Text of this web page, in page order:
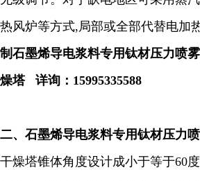
热风炉等方式,局部或全部代替电加
制石墨烯导电浆料专用钛材压力喷
燥塔
详询： 15995335588
二、 石墨烯导电浆料专用钛材压力
干燥塔锥体角度设计成小于等于60度